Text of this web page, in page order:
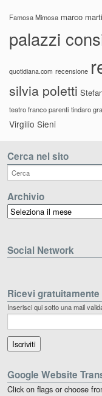
Famosa Mimosa marco
palazzi
quotidiana.com recensione
silvia poletti
teatro franco parenti tindaro
Virgilio Sieni
Cerca nel sito
Archivio
Archivio
Social Network
Ricevi
Inserisci qui sotto una mail
Google Website
Click on flags or choose